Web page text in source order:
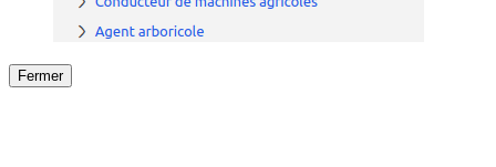
Fermer